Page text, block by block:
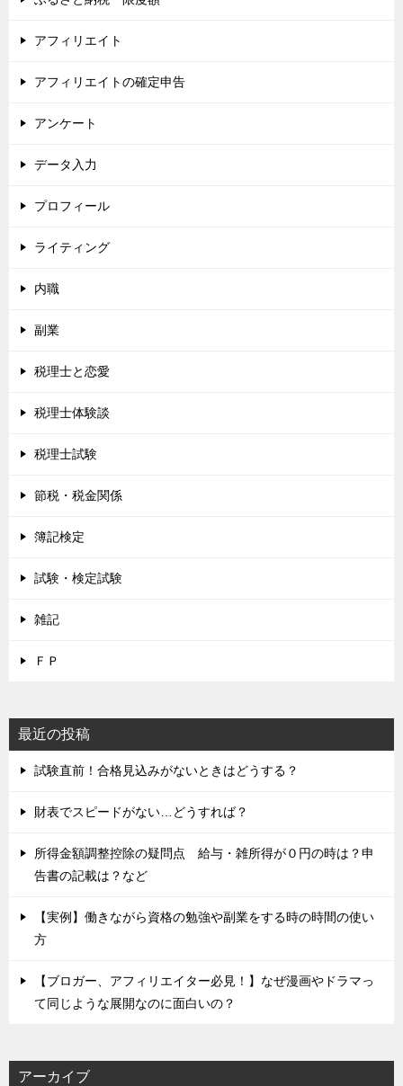
アフィリエイト
アフィリエイトの確定申告
アンケート
データ入力
プロフィール
ライティング
内職
副業
税理士と恋愛
税理士体験談
税理士試験
節税・税金関係
簿記検定
試験・検定試験
雑記
ＦＰ
最近の投稿
試験直前！合格見込みがないときはどうする？
財表でスピードがない…どうすれば？
所得金額調整控除の疑問点 給与・雑所得が０円の時は？申
告書の記載は？など
【実例】働きながら資格の勉強や副業をする時の時間の使い
方
【ブロガー、アフィリエイター必見！】なぜ漫画やドラマっ
て同じような展開なのに面白いの？
アーカイブ